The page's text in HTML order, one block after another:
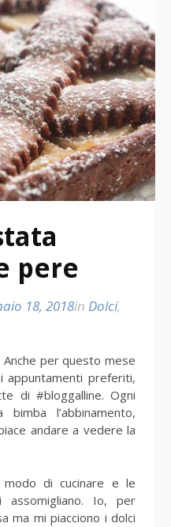
pere
18, 2018in Dolci,
per questo mese
appuntamenti preferiti,
di #bloggalline. Ogni
l’abbinamento,
andare a vedere la
di cucinare e le
Io, per
ma mi piacciono i dolci